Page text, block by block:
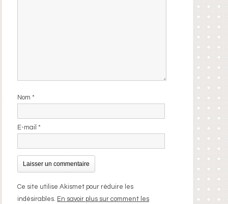
Nom*
E-mail*
Ce site utilise Akismet pour réduire les
indésirables. En savoir plus sur comment les